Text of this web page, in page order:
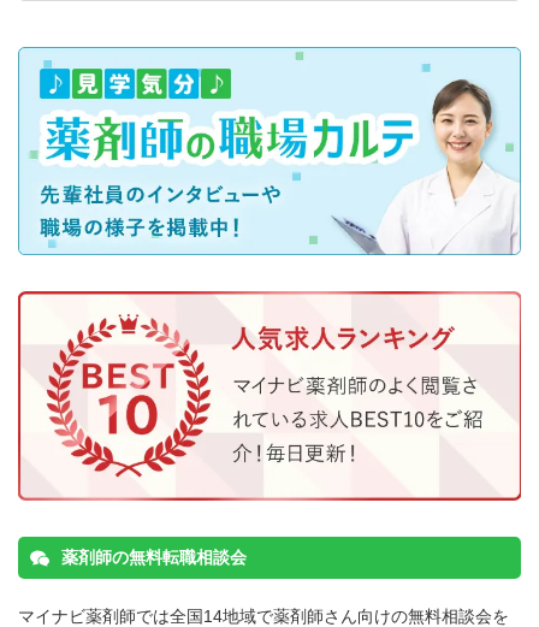
【青森県八戸市】年間休日120日／完全週休2日制／車通勤
可／残業少なめ／転勤なし
【年収】540万円～600万円（諸手当込）
パート・アルバイト 調剤薬局
【大阪市西区／四つ橋線】年間休日130日◎ワークライフバ
ランスも大切にしていただけます
【時給】2,000円～
ているので地域密着で働けます！
【年収】500万円～650万円程度
薬剤師の無料転職相談会
マイナビ薬剤師では全国14地域で薬剤師さん向けの無料相談会を